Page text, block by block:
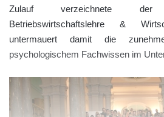
Zulauf verzeichnete der
Betriebswirtschaftslehre &
untermauert damit die
psychologischem Fachwissen im